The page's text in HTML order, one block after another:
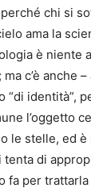
chi si
ama la
è niente
c’è anche
“di identità”,
l’oggetto
le stelle, ed
di
fa per